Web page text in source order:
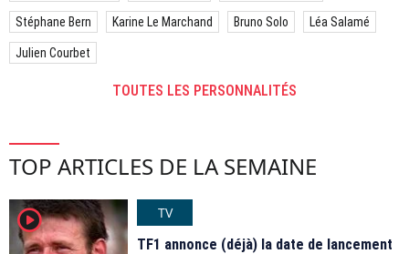
Stéphane Bern Karine Le Marchand Bruno Solo Léa Salamé
Julien Courbet
TOUTES LES PERSONNALITÉS
TOP ARTICLES DE LA SEMAINE
player2
TV
TF1 annonce (déjà) la date de lancement